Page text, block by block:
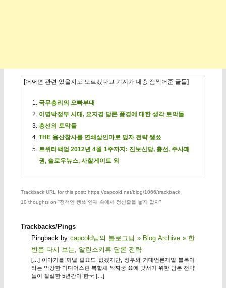
[어쩌면 관련 있을지도 모르겠다고 기계가 대충 점찍어준 글들]
국무총리의 오빠부대
이명박정부 시대, 요지경 담론 풍경에 대한 생각 토막들
총선의 토막들
THE 용산참사를 연쇄살인마로 덮자 전략 쌩쑈
트위터백업 2012년 4월 1주까지: 진보신당, 총선, 주사패
권, 슬로우뉴스, 사찰게이트 외
Trackback URL for this post: https://capcold.net/blog/1066/trackback
10 thoughts on “정책안 쌩쑈 연재 속에서 정신줄을 놓지 말자”
Trackbacks/Pings
Pingback bycapcold님의 블로그님 » Blog Archive » 한
번쯤 다시 보는, 알린스키류 담론 전략
[…] 이야기를 꺼낼 필요도 없겠지만, 정부와 거대언론재벌 블록이
라는 막강한 미디어스핀 복합체 짝짜쿵 쑈에 맞서기 위한 담론 전략
들이 절실한 5년간이 한국 […]